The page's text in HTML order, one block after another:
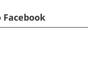
Facebook